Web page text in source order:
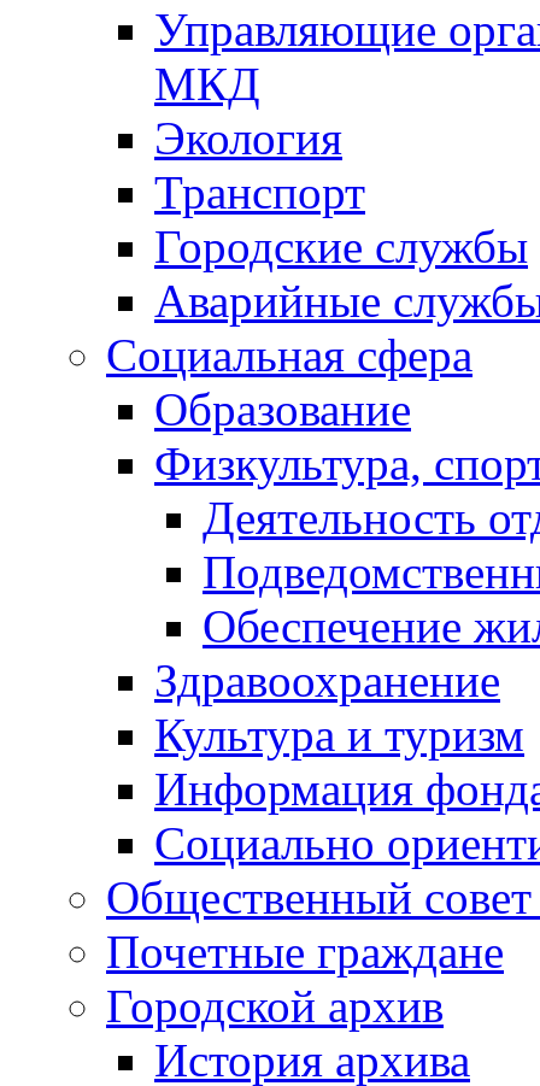
Управляющие
МКД
Экология
Транспорт
Городские службы
Аварийные
Социальная сфера
Образование
Физкультура,
Деятельность
Обеспечение
Здравоохранение
Культура и туризм
Информация
Социально
Общественный
Почетные граждане
Городской архив
История архива